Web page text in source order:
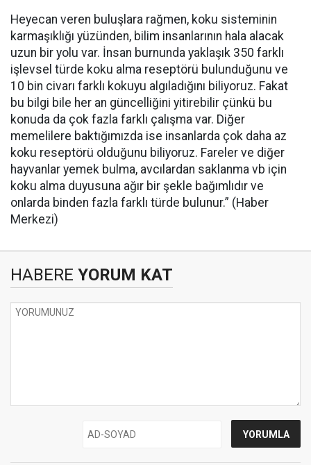
Heyecan veren buluşlara rağmen, koku sisteminin
karmaşıklığı yüzünden, bilim insanlarının hala alacak
uzun bir yolu var. İnsan burnunda yaklaşık 350 farklı
işlevsel türde koku alma reseptörü bulunduğunu ve
10 bin civarı farklı kokuyu algıladığını biliyoruz. Fakat
bu bilgi bile her an güncelliğini yitirebilir çünkü bu
konuda da çok fazla farklı çalışma var. Diğer
memelilere baktığımızda ise insanlarda çok daha az
koku reseptörü olduğunu biliyoruz. Fareler ve diğer
hayvanlar yemek bulma, avcılardan saklanma vb için
koku alma duyusuna ağır bir şekle bağımlıdır ve
onlarda binden fazla farklı türde bulunur.” (Haber
Merkezi)
HABERE YORUM KAT